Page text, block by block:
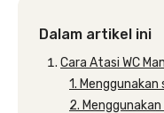
Dalam artikel ini
Cara Atasi WC
1.
2.